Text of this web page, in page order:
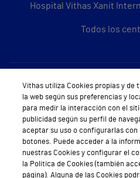
Hospital Vithas Xanit
Todos los
Sobre
Quiénes
Trabajar en
Teléfono
Teléfono
Vithas utiliza Cookies propias y de
la web según sus preferencias y
para medir la interacción con el
publicidad según su perfil de
aceptar su uso o configurarlas
botones. Puede acceder a la
nuestras Cookies y configurar el
la Política de Cookies (también
página). Alguna de las Cookies